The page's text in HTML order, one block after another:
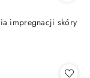
impregnacji skóry